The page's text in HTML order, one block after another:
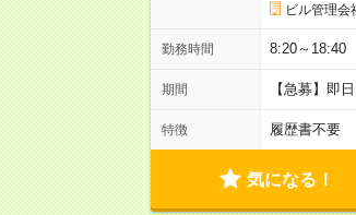
ビル管理会
勤務時間 8:20～18:40
期間 【急募】
特徴 履歴書不要
気になる！